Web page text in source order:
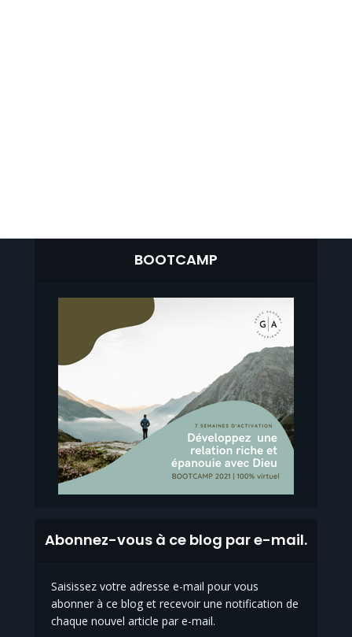
BOOTCAMP
Abonnez-vous à ce blog par e-mail.
Saisissez votre adresse e-mail pour vous
abonner à ce blog et recevoir une notification de
chaque nouvel article par e-mail.